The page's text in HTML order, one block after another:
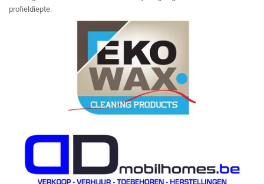
profieldiepte.